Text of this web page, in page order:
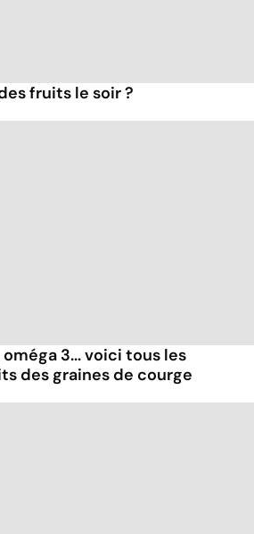
fruits le soir ?
3... voici tous les
des graines de courge